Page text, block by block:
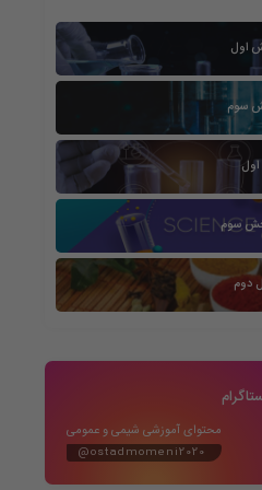
اول
سوم
سوم
دوم
محتوای آموزشی شیمی و عمومی
@ostadmomeni2020